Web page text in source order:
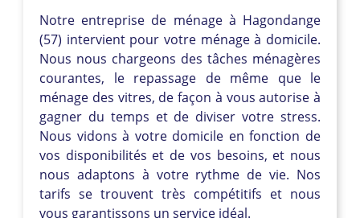
Notre entreprise de ménage à Hagondange
(57) intervient pour votre ménage à domicile.
Nous nous chargeons des tâches ménagères
courantes, le repassage de même que le
ménage des vitres, de façon à vous autorise à
gagner du temps et de diviser votre stress.
Nous vidons à votre domicile en fonction de
vos disponibilités et de vos besoins, et nous
nous adaptons à votre rythme de vie. Nos
tarifs se trouvent très compétitifs et nous
vous garantissons un service idéal.